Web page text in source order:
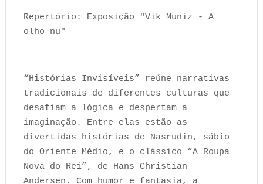
Repertório: Exposição "Vik Muniz - A
olho nu"
“Histórias Invisíveis” reúne narrativas
tradicionais de diferentes culturas que
desafiam a lógica e despertam a
imaginação. Entre elas estão as
divertidas histórias de Nasrudin, sábio
do Oriente Médio, e o clássico “A Roupa
Nova do Rei”, de Hans Christian
Andersen. Com humor e fantasia, a